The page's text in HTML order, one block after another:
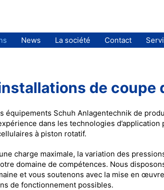
News La société Contact
de coupe
équipements Schuh Anlagentechnik de
dans les technologies d’application
à piston rotatif.
charge maximale, la variation des
domaine de compétences. Nous
et vous soutenons avec la mise en œuvre
de fonctionnement possibles.